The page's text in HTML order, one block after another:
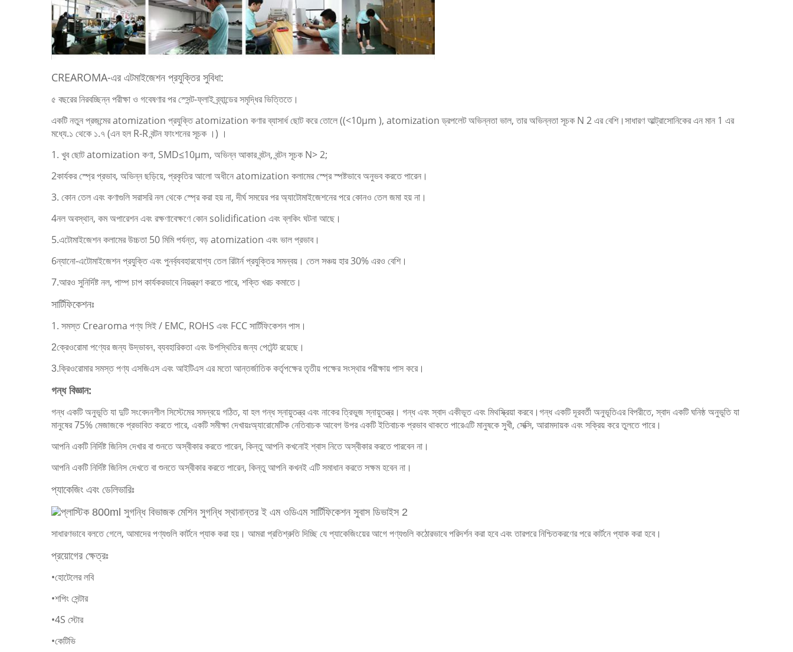
CREAROMA-এর এটমাইজেশন প্রযুক্তির সুবিধা:
৫ বছরের নিরবচ্ছিন্ন পরীক্ষা ও গবেষণার পর স্সেন্ট-ফ্লাই ব্র্যান্ডের সমৃদ্ধির ভিত্তিতে।
একটি নতুন প্রজন্মের atomization প্রযুক্তি atomization কণার ব্যাসার্ধ ছোট করে তোলে ((<10μm ), atomization ড্রপলেট অভিন্নতা ভাল, তার অভিন্নতা সূচক N 2 এর বেশি।সাধারণ আল্ট্রাসোনিকের এন মান 1 এর
মধ্যে.১ থেকে ১.৭ (এন হল R-R বন্টন ফাংশনের সূচক ।) ।
1. খুব ছোট atomization কণা, SMD≤10μm, অভিন্ন আকার বন্টন, বন্টন সূচক N> 2;
2কার্যকর স্প্রে প্রভাব, অভিন্ন ছড়িয়ে, প্রকৃতির আলো অধীনে atomization কলামের স্প্রে স্পষ্টভাবে অনুভব করতে পারেন।
3. কোন তেল এবং কণাগুলি সরাসরি নল থেকে স্প্রে করা হয় না, দীর্ঘ সময়ের পর অ্যাটোমাইজেশনের পরে কোনও তেল জমা হয় না।
4নল অবস্থান, কম অপারেশন এবং রক্ষণাবেক্ষণে কোন solidification এবং ব্লকিং ঘটনা আছে।
5.এটোমাইজেশন কলামের উচ্চতা 50 মিমি পর্যন্ত, বড় atomization এবং ভাল প্রভাব।
6ন্যানো-এটোমাইজেশন প্রযুক্তি এবং পুনর্ব্যবহারযোগ্য তেল রিটার্ন প্রযুক্তির সমন্বয়। তেল সঞ্চয় হার 30% এরও বেশি।
7.আরও সুনির্দিষ্ট নল, পাম্প চাপ কার্যকরভাবে নিয়ন্ত্রণ করতে পারে, শক্তি খরচ কমাতে।
সার্টিফিকেশনঃ
1. সমস্ত Crearoma পণ্য সিই / EMC, ROHS এবং FCC সার্টিফিকেশন পাস।
2ক্রেওরোমা পণ্যের জন্য উদ্ভাবন, ব্যবহারিকতা এবং উপস্থিতির জন্য পেটেন্ট রয়েছে।
3.ক্রিওরোমার সমস্ত পণ্য এসজিএস এবং আইটিএস এর মতো আন্তর্জাতিক কর্তৃপক্ষের তৃতীয় পক্ষের সংস্থার পরীক্ষায় পাস করে।
গন্ধ বিজ্ঞান:
গন্ধ একটি অনুভূতি যা দুটি সংবেদনশীল সিস্টেমের সমন্বয়ে গঠিত, যা হল গন্ধ স্নায়ুতন্ত্র এবং নাকের ত্রিভুজ স্নায়ুতন্ত্র। গন্ধ এবং স্বাদ একীভূত এবং মিথস্ক্রিয়া করবে।গন্ধ একটি দূরবর্তী অনুভূতিএর বিপরীতে, স্বাদ একটি ঘনিষ্ঠ অনুভূতি যা
মানুষের 75% মেজাজকে প্রভাবিত করতে পারে, একটি সমীক্ষা দেখায়ঃঅ্যারোমেটিক নেতিবাচক আবেগ উপর একটি ইতিবাচক প্রভাব থাকতে পারেএটি মানুষকে সুখী, সেক্সি, আরামদায়ক এবং সক্রিয় করে তুলতে পারে।
আপনি একটি নির্দিষ্ট জিনিস দেখার বা শুনতে অস্বীকার করতে পারেন, কিন্তু আপনি কখনোই শ্বাস নিতে অস্বীকার করতে পারবেন না।
আপনি একটি নির্দিষ্ট জিনিস দেখতে বা শুনতে অস্বীকার করতে পারেন, কিন্তু আপনি কখনই এটি সমাধান করতে সক্ষম হবেন না।
প্যাকেজিং এবং ডেলিভারিঃ
সাধারণভাবে বলতে গেলে, আমাদের পণ্যগুলি কার্টনে প্যাক করা হয়। আমরা প্রতিশ্রুতি দিচ্ছি যে প্যাকেজিংয়ের আগে পণ্যগুলি কঠোরভাবে পরিদর্শন করা হবে এবং তারপরে নিশ্চিতকরণের পরে কার্টনে প্যাক করা হবে।
প্রয়োগের ক্ষেত্রঃ
•হোটেলের লবি
•শপিং সেন্টার
•4S স্টোর
•কেটিভি